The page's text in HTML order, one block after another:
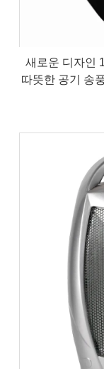
새로운 디자인
따뜻한 공기 송